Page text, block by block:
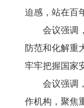
迫感，站在百
会议强调，
防范和化解重
牢牢把握国家
会议强调，
作机构，聚焦